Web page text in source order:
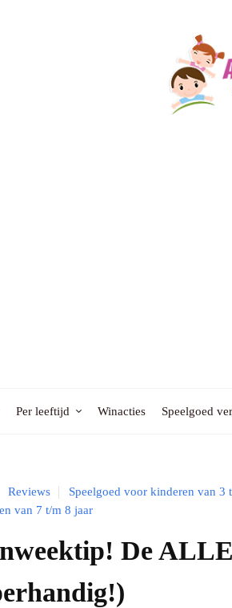
Per leeftijd Winacties Speelgoed
Reviews Speelgoed voor kinderen van 3
van 7 t/m 8 jaar
De